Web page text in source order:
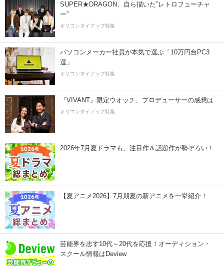
SUPER★DRAGON、自ら描いた”レトロフューチャ
ー”
オリコンタイアップ特集
パソコンメーカー社員が本気で選ぶ「10万円台PC3
選」
オリコンタイアップ特集
『VIVANT』限定ウオッチ、プロデューサーの感想は
オリコンタイアップ特集
2026年7月夏ドラマも、注目作＆話題作が勢ぞろい！
【夏アニメ2026】7月期夏の新アニメを一挙紹介！
芸能界を志す10代～20代を応援！オーディション・
スクール情報はDeview